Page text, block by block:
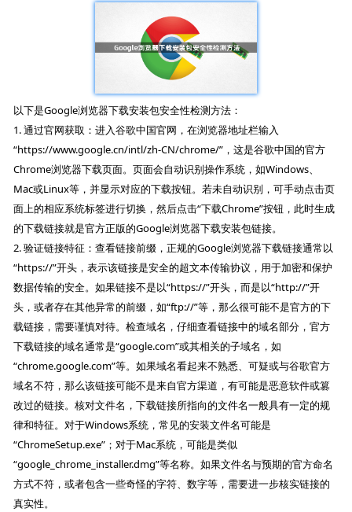
以下是Google浏览器下载安装包安全性检测方法：
1. 通过官网获取：进入谷歌中国官网，在浏览器地址栏输入
“https://www.google.cn/intl/zh-CN/chrome/”，这是谷歌中国的官方
Chrome浏览器下载页面。页面会自动识别操作系统，如Windows、
Mac或Linux等，并显示对应的下载按钮。若未自动识别，可手动点击页
面上的相应系统标签进行切换，然后点击“下载Chrome”按钮，此时生成
的下载链接就是官方正版的Google浏览器下载安装包链接。
2. 验证链接特征：查看链接前缀，正规的Google浏览器下载链接通常以
“https://”开头，表示该链接是安全的超文本传输协议，用于加密和保护
数据传输的安全。如果链接不是以“https://”开头，而是以“http://”开
头，或者存在其他异常的前缀，如“ftp://”等，那么很可能不是官方的下
载链接，需要谨慎对待。检查域名，仔细查看链接中的域名部分，官方
下载链接的域名通常是“google.com”或其相关的子域名，如
“chrome.google.com”等。如果域名看起来不熟悉、可疑或与谷歌官方
域名不符，那么该链接可能不是来自官方渠道，有可能是恶意软件或篡
改过的链接。核对文件名，下载链接所指向的文件名一般具有一定的规
律和特征。对于Windows系统，常见的安装文件名可能是
“ChromeSetup.exe”；对于Mac系统，可能是类似
“google_chrome_installer.dmg”等名称。如果文件名与预期的官方命名
方式不符，或者包含一些奇怪的字符、数字等，需要进一步核实链接的
真实性。